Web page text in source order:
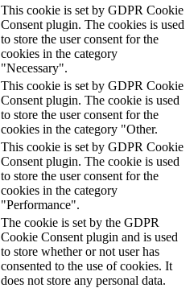
This cookie is set by GDPR Cookie
Consent plugin. The cookies is used
to store the user consent for the
cookies in the category
"Necessary".
This cookie is set by GDPR Cookie
Consent plugin. The cookie is used
to store the user consent for the
cookies in the category "Other.
This cookie is set by GDPR Cookie
Consent plugin. The cookie is used
to store the user consent for the
cookies in the category
"Performance".
The cookie is set by the GDPR
Cookie Consent plugin and is used
to store whether or not user has
consented to the use of cookies. It
does not store any personal data.